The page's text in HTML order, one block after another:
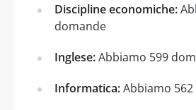
Discipline economiche:
domande
Inglese:Abbiamo 599
Informatica:Abbiamo